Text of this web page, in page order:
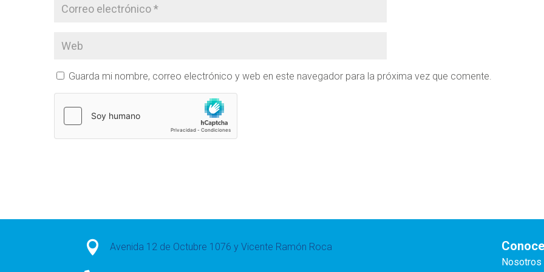
Guarda mi nombre, correo electrónico y web en este navegador para la próxima vez que comente.
 Avenida 12 de Octubre 1076 y Vicente Ramón Roca
Nosotros